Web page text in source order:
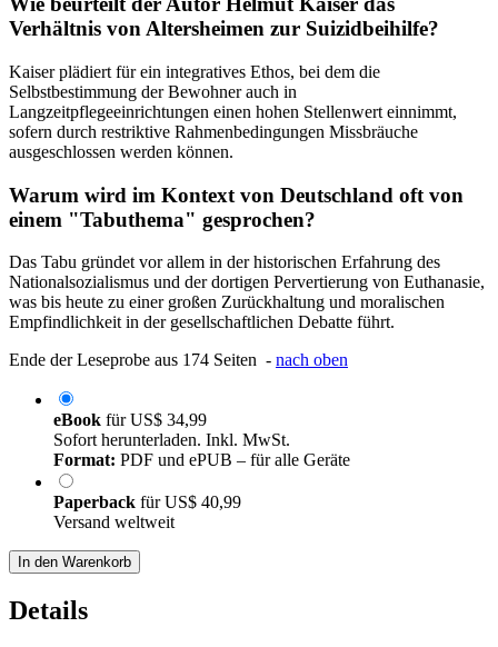
Verhältnis von Altersheimen zur Suizidbeihilfe?
Kaiser plädiert für ein integratives Ethos, bei dem die
Selbstbestimmung der Bewohner auch in
Langzeitpflegeeinrichtungen einen hohen Stellenwert einnimmt,
sofern durch restriktive Rahmenbedingungen Missbräuche
ausgeschlossen werden können.
Warum wird im Kontext von Deutschland oft von
einem "Tabuthema" gesprochen?
Das Tabu gründet vor allem in der historischen Erfahrung des
Nationalsozialismus und der dortigen Pervertierung von Euthanasie,
was bis heute zu einer großen Zurückhaltung und moralischen
Empfindlichkeit in der gesellschaftlichen Debatte führt.
Ende der Leseprobe aus 174 Seiten - nach oben
eBook fürUS$ 34,99
Sofort herunterladen. Inkl. MwSt.
Format: PDF und ePUB – für alle Geräte
Paperback fürUS$ 40,99
Versand weltweit
In den Warenkorb
Details